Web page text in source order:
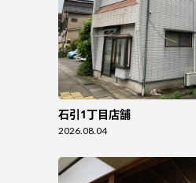
石引1丁目店舗
2026.08.04